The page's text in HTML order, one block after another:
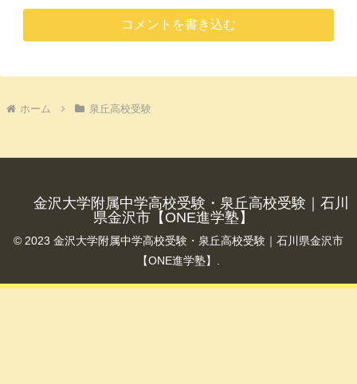
コメントを書き込む
ホーム 泉丘高校受験
金沢大学附属中学高校受験・泉丘高校受験｜石川
県金沢市【ONE進学塾】
© 2023 金沢大学附属中学高校受験・泉丘高校受験｜石川県金沢市
【ONE進学塾】.